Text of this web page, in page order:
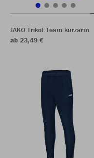
JAKO Trikot Team kurzarm
ab 23,49 €